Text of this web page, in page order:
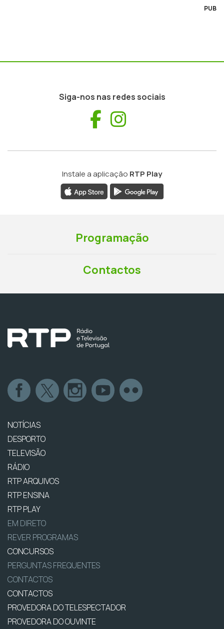
PUB
Siga-nos nas redes sociais
Facebook
Instale a aplicação RTP Play
Programação
Contactos
NOTÍCIAS
DESPORTO
TELEVISÃO
RÁDIO
RTP ARQUIVOS
RTP ENSINA
RTP PLAY
EM DIRETO
REVER PROGRAMAS
CONCURSOS
PERGUNTAS FREQUENTES
CONTACTOS
CONTACTOS
PROVEDORA DO TELESPECTADOR
PROVEDORA DO OUVINTE